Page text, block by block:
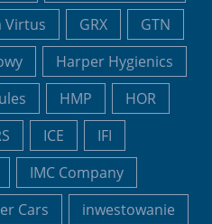
Virtus GRX
GTN
Harper Hygienics
HMP
HOR
ICE
IFI
IMC Company
Cars
inwestowanie